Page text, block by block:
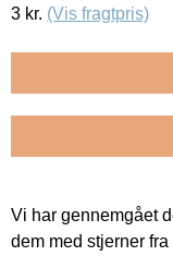
3 kr. (Vis fragtpris)
Vi har gennemgået
dem med stjerner